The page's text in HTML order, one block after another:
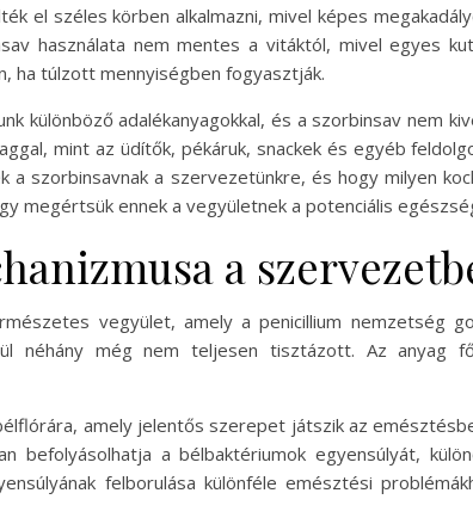
el széles körben alkalmazni, mivel képes
használata nem mentes a vitáktól, mivel egyes
ha túlzott mennyiségben fogyasztják.
különböző adalékanyagokkal, és a szorbinsav nem
mint az üdítők, pékáruk, snackek és egyéb
a szorbinsavnak a szervezetünkre, és hogy milyen
megértsük ennek a vegyületnek a potenciális
a
vegyület, amely a penicillium nemzetség
néhány még nem teljesen tisztázott. Az anyag
amely jelentős szerepet játszik az
befolyásolhatja a bélbaktériumok egyensúlyát,
felborulása különféle emésztési